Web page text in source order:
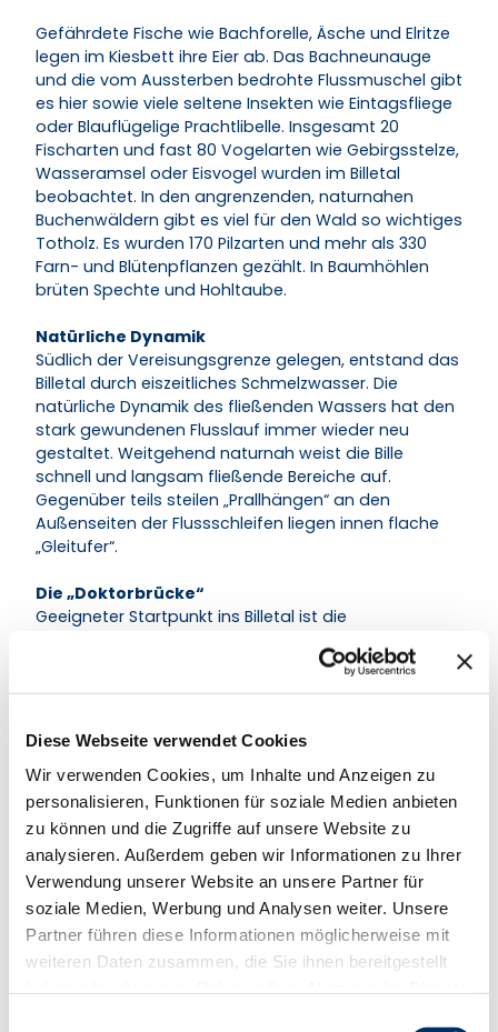
Diese Webseite verwendet Cookies
Wir verwenden Cookies, um Inhalte und Anzeigen zu
personalisieren, Funktionen für soziale Medien anbieten
zu können und die Zugriffe auf unsere Website zu
analysieren. Außerdem geben wir Informationen zu Ihrer
Verwendung unserer Website an unsere Partner für
soziale Medien, Werbung und Analysen weiter. Unsere
Partner führen diese Informationen möglicherweise mit
weiteren Daten zusammen, die Sie ihnen bereitgestellt
Gefährdete Fische wie Bachforelle, Äsche und Elritze
legen im Kiesbett ihre Eier ab. Das Bachneunauge
und die vom Aussterben bedrohte Flussmuschel gibt
es hier sowie viele seltene Insekten wie Eintagsfliege
oder Blauflügelige Prachtlibelle. Insgesamt 20
Fischarten und fast 80 Vogelarten wie Gebirgsstelze,
Wasseramsel oder Eisvogel wurden im Billetal
beobachtet. In den angrenzenden, naturnahen
Buchenwäldern gibt es viel für den Wald so wichtiges
Totholz. Es wurden 170 Pilzarten und mehr als 330
Farn- und Blütenpflanzen gezählt. In Baumhöhlen
brüten Spechte und Hohltaube.
Natürliche Dynamik
Südlich der Vereisungsgrenze gelegen, entstand das
Billetal durch eiszeitliches Schmelzwasser. Die
natürliche Dynamik des fließenden Wassers hat den
stark gewundenen Flusslauf immer wieder neu
gestaltet. Weitgehend naturnah weist die Bille
schnell und langsam fließende Bereiche auf.
Gegenüber teils steilen „Prallhängen“ an den
Außenseiten der Flussschleifen liegen innen flache
„Gleitufer“.
Die „Doktorbrücke“
Geeigneter Startpunkt ins Billetal ist die
Witzhave erreicht man Ohe, wo man im Ort links in
Brücke und dem Billewanderweg.
Nach Süden gelangt man zur Fürstenbrücke (1.
Parkplatz im Ort). Hier bietet sich nach links der
„Fürstenweg“ an, um in einen Bogen (nach
nochmaligem links abbiegen) durch ein Stück
Sachsenwald zurück zur Doktorbrücke zu gehen.
Weiter nördlich beginnt der Bille-Wanderweg bei
Grande. Im Ort hält man sich Richtung Aumühle (L
208 Sachsenwaldstraße) und biegt in den
„Sonnenberg“ ein, an dessen Ende es eine